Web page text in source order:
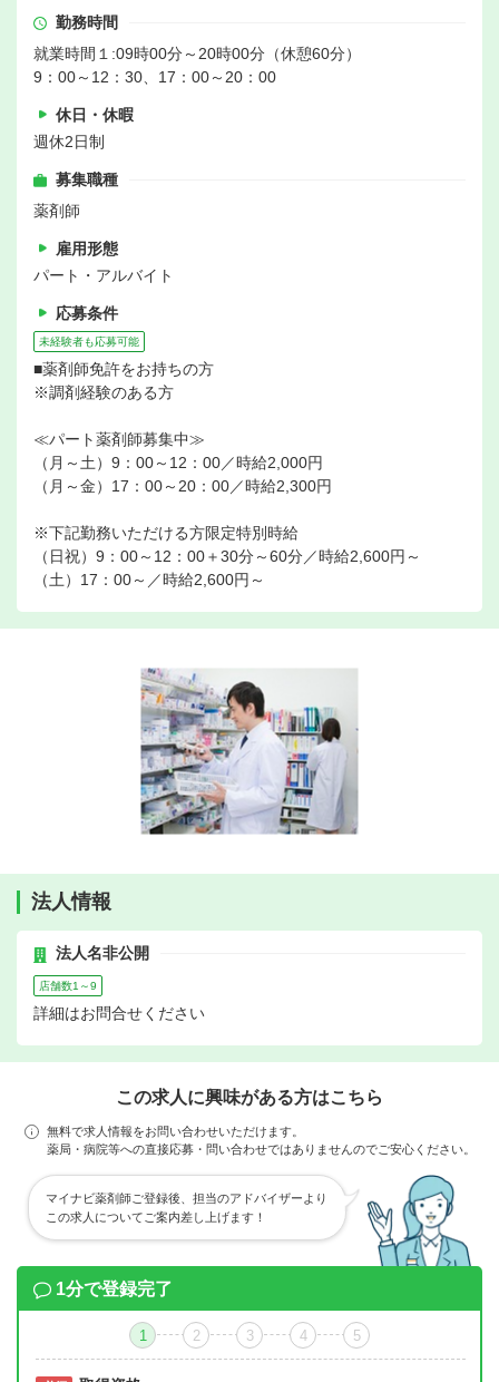
勤務時間
就業時間１:09時00分～20時00分（休憩60分）
9：00～12：30、17：00～20：00
休日・休暇
週休2日制
募集職種
薬剤師
雇用形態
パート・アルバイト
応募条件
未経験者も応募可能
■薬剤師免許をお持ちの方
※調剤経験のある方
≪パート薬剤師募集中≫
（月～土）9：00～12：00／時給2,000円
（月～金）17：00～20：00／時給2,300円
※下記勤務いただける方限定特別時給
（日祝）9：00～12：00＋30分～60分／時給2,600円～
（土）17：00～／時給2,600円～
法人情報
法人名非公開
店舗数1～9
詳細はお問合せください
この求人に興味がある方はこちら
無料で求人情報をお問い合わせいただけます。
薬局・病院等への直接応募・問い合わせではありませんのでご安心ください。
マイナビ薬剤師ご登録後、担当のアドバイザーより
この求人についてご案内差し上げます！
1分で登録完了
1 2 3 4 5